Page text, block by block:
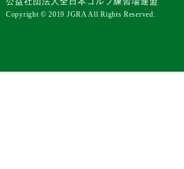
Copyright © 2019 JGRA All Rights Reserved.